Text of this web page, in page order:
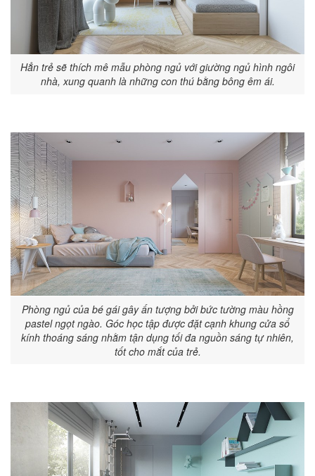
Hẳn trẻ sẽ thích mê mẫu phòng ngủ với giường ngủ hình ngôi
nhà, xung quanh là những con thú bằng bông êm ái.
Phòng ngủ của bé gái gây ấn tượng bởi bức tường màu hồng
pastel ngọt ngào. Góc học tập được đặt cạnh khung cửa sổ
kính thoáng sáng nhằm tận dụng tối đa nguồn sáng tự nhiên,
tốt cho mắt của trẻ.